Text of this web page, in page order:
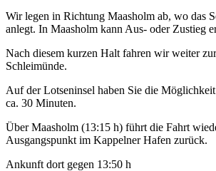
Wir legen in Richtung Maasholm ab, wo das
anlegt. In Maasholm kann Aus- oder Zustieg
Nach diesem kurzen Halt fahren wir weiter
Schleimünde.
Auf der Lotseninsel haben Sie die
ca. 30 Minuten.
Über Maasholm (13:15 h) führt die Fahrt
Ausgangspunkt im Kappelner Hafen zurück.
Ankunft dort gegen 13:50 h